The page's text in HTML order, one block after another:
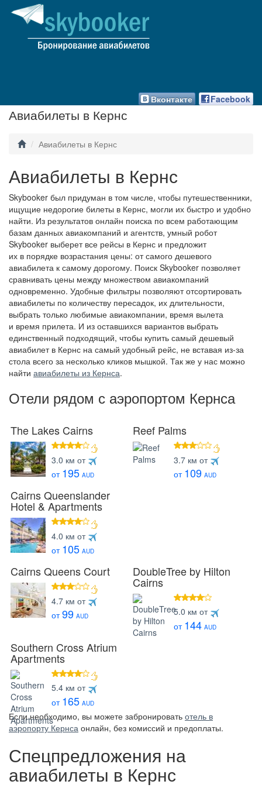
Facebook
Вконтакте
Авиабилеты в Кернс
Авиабилеты в Кернс
Авиабилеты в Кернс
Skybooker был придуман в том числе, чтобы путешественники,
ищущие недорогие билеты в Кернс, могли их быстро и удобно
найти. Из результатов онлайн поиска по всем работающим
базам данных авиакомпаний и агентств, умный робот
Skybooker выберет все рейсы в Кернс и предложит
их в порядке возрастания цены: от самого дешевого
авиабилета к самому дорогому. Поиск Skybooker позволяет
сравнивать цены между множеством авиакомпаний
одновременно. Удобные фильтры позволяют отсортировать
авиабилеты по количеству пересадок, их длительности,
выбрать только любимые авиакомпании, время вылета
и время прилета. И из оставшихся вариантов выбрать
единственный подходящий, чтобы купить самый дешевый
авиабилет в Кернс на самый удобный рейс, не вставая из-за
стола всего за несколько кликов мышкой. Так же у нас можно
найти авиабилеты из Кернса.
Отели рядом с аэропортом Кернса
The Lakes Cairns
4 звезды
3.0 км от
от 195 AUD
Reef Palms
3 звезды
3.7 км от
от 109 AUD
Cairns Queenslander
Hotel & Apartments
4 звезды
4.0 км от
от 105 AUD
Cairns Queens Court
3 звезды
4.7 км от
от99 AUD
DoubleTree by Hilton
Cairns
4 звезды
5.0 км от
от 144 AUD
Southern Cross Atrium
Apartments
4 звезды
5.4 км от
от 165 AUD
Если необходимо, вы можете забронировать отель в
аэропорту Кернса онлайн, без комиссий и предоплаты.
Спецпредложения на
авиабилеты в Кернс